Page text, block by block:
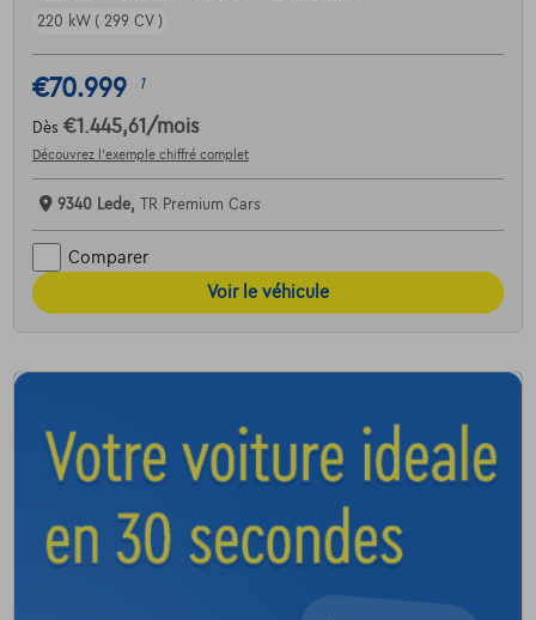
220 kW ( 299 CV )
€70.999 1
Dès €1.445,61 /mois
Découvrez l’exemple chiffré complet
9340 Lede, TR Premium Cars
Comparer
Voir le véhicule